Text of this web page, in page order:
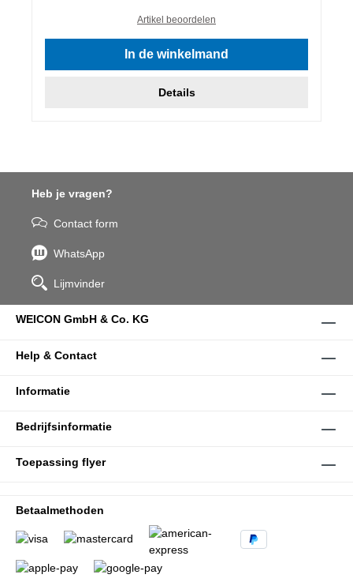
Artikel beoordelen
In de winkelmand
Details
Heb je vragen?
Contact form
WhatsApp
Lijmvinder
WEICON GmbH & Co. KG
Help & Contact
Informatie
Bedrijfsinformatie
Toepassing flyer
Betaalmethoden